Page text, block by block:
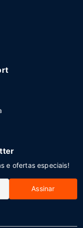
e ofertas especiais!
Assinar